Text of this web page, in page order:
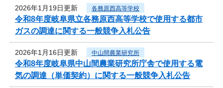
2026年1月19日更新 各務原西高等学校
令和8年度岐阜県立各務原西高等学校で使用する都市
ガスの調達に関する一般競争入札公告
2026年1月16日更新 中山間農業研究所
令和8年度岐阜県中山間農業研究所庁舎で使用する電
気の調達（単価契約）に関する一般競争入札公告